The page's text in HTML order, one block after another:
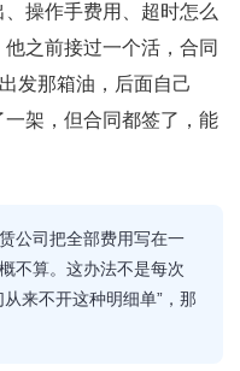
操作手费用、超时怎么
之前接过一个活，合同
发那箱油，后面自己
架，但合同都签了，能
公司把全部费用写在一
不算。这办法不是每次
来不开这种明细单”，那